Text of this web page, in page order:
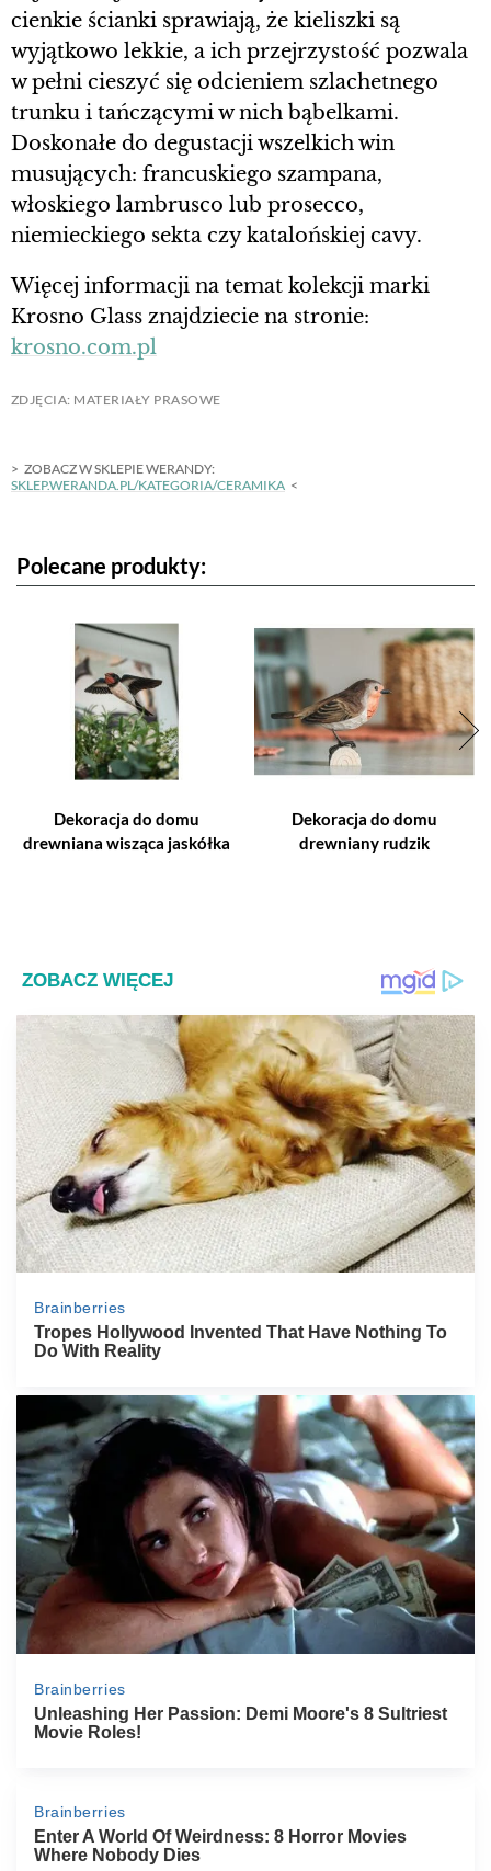
cienkie ścianki sprawiają, że kieliszki są
wyjątkowo lekkie, a ich przejrzystość pozwala
w pełni cieszyć się odcieniem szlachetnego
trunku i tańczącymi w nich bąbelkami.
Doskonałe do degustacji wszelkich win
musujących: francuskiego szampana,
włoskiego lambrusco lub prosecco,
niemieckiego sekta czy katalońskiej cavy.
Więcej informacji na temat kolekcji marki
Krosno Glass znajdziecie na stronie:
krosno.com.pl
ZDJĘCIA: MATERIAŁY PRASOWE
ZOBACZ W SKLEPIE WERANDY:
SKLEP.WERANDA.PL/KATEGORIA/CERAMIKA
Polecane produkty:
Dekoracja do domu
drewniana wisząca jaskółka
Dekoracja do domu
drewniany rudzik